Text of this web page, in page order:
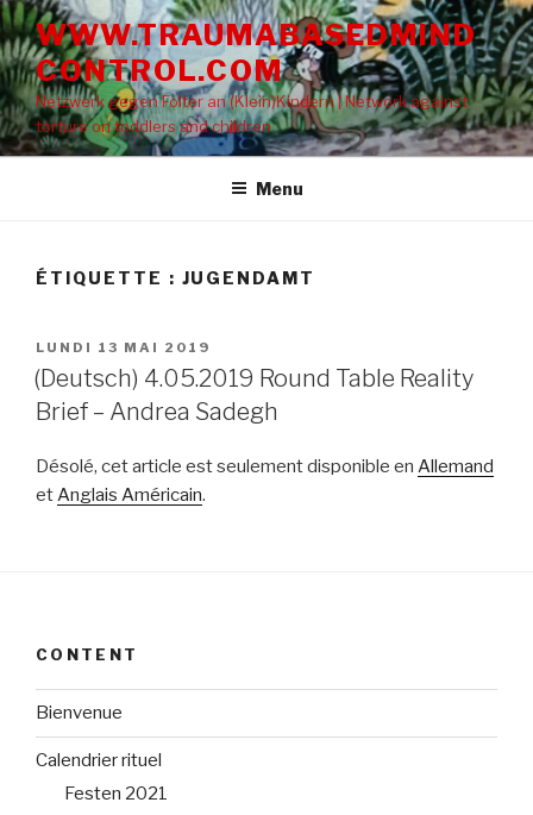
Aller
au
contenu
principal
WWW.TRAUMABASEDMIND
CONTROL.COM
Netzwerk gegen Folter an (Klein)Kindern | Network against
torture on toddlers and children
Menu
ÉTIQUETTE : JUGENDAMT
PUBLIÉ
LE
LUNDI 13 MAI 2019
(Deutsch) 4.05.2019 Round Table Reality
Brief – Andrea Sadegh
Désolé, cet article est seulement disponible en Allemand
etAnglais Américain.
CONTENT
Bienvenue
Calendrier rituel
Festen 2021